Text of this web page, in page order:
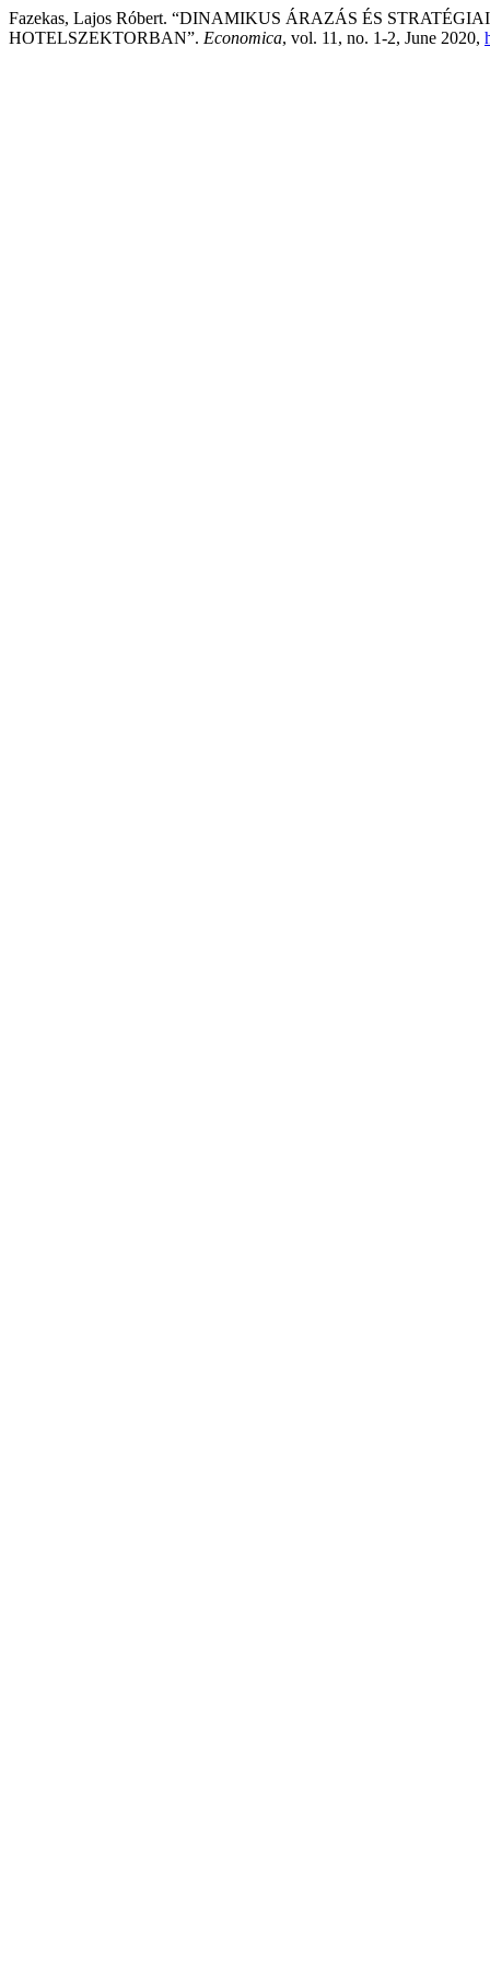
Fazekas, Lajos Róbert. “DINAMIKUS ÁRAZÁS ÉS
HOTELSZEKTORBAN”. Economica, vol. 11, no. 1-2, June 2020,